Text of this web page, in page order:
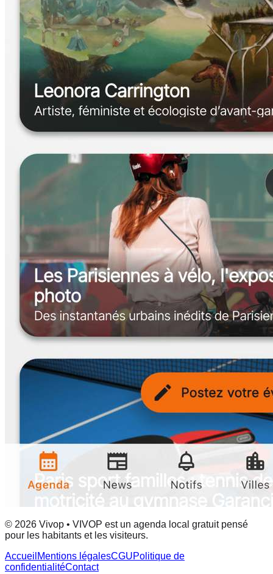
© 2026 Vivop • VIVOP est un agenda local gratuit pensé
pour les habitants et les visiteurs.
Accueil Mentions légalesCGUPolitique de
confidentialitéContact